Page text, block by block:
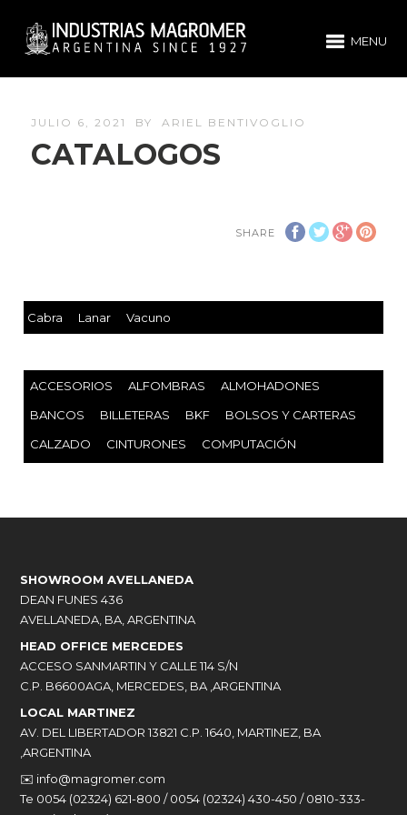
MENU
JULIO 6, 2021 BY ARIEL BENTIVOGLIO
CATALOGOS
SHARE
Cabra Lanar Vacuno
ACCESORIOS ALFOMBRAS
ALMOHADONES
BANCOS
BILLETERAS BKF
BOLSOS Y CARTERAS
CALZADO
CINTURONES COMPUTACIÓN
SHOWROOM AVELLANEDA
DEAN FUNES 436
AVELLANEDA, BA, ARGENTINA
HEAD OFFICE MERCEDES
ACCESO SANMARTIN Y CALLE 114 S/N
C.P. B6600AGA, MERCEDES, BA ,ARGENTINA
LOCAL MARTINEZ
AV. DEL LIBERTADOR 13821 C.P. 1640, MARTINEZ, BA
,ARGENTINA
✉️ info@magromer.com
Te 0054 (02324) 621-800 / 0054 (02324) 430-450 / 0810-333-